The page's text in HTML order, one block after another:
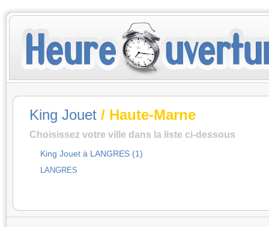
King Jouet / Haute-Marne
Choisissez votre ville dans la liste ci-dessous
King Jouet à LANGRES (1)
LANGRES